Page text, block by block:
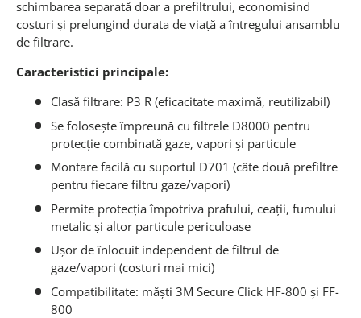
schimbarea separată doar a prefiltrului, economisind
costuri și prelungind durata de viață a întregului ansamblu
de filtrare.
Caracteristici principale:
Clasă filtrare: P3 R (eficacitate maximă, reutilizabil)
Se folosește împreună cu filtrele D8000 pentru
protecție combinată gaze, vapori și particule
Montare facilă cu suportul D701 (câte două prefiltre
pentru fiecare filtru gaze/vapori)
Permite protecția împotriva prafului, ceații, fumului
metalic și altor particule periculoase
Ușor de înlocuit independent de filtrul de
gaze/vapori (costuri mai mici)
Compatibilitate: măști 3M Secure Click HF-800 și FF-
800